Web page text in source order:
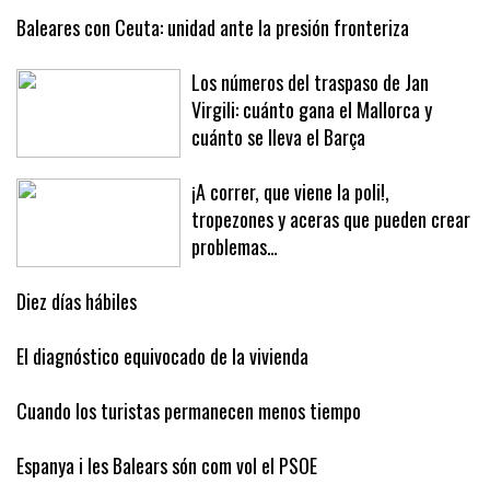
Baleares con Ceuta: unidad ante la presión fronteriza
Los números del traspaso de Jan
Virgili: cuánto gana el Mallorca y
cuánto se lleva el Barça
¡A correr, que viene la poli!,
tropezones y aceras que pueden crear
problemas…
Diez días hábiles
El diagnóstico equivocado de la vivienda
Cuando los turistas permanecen menos tiempo
Espanya i les Balears són com vol el PSOE